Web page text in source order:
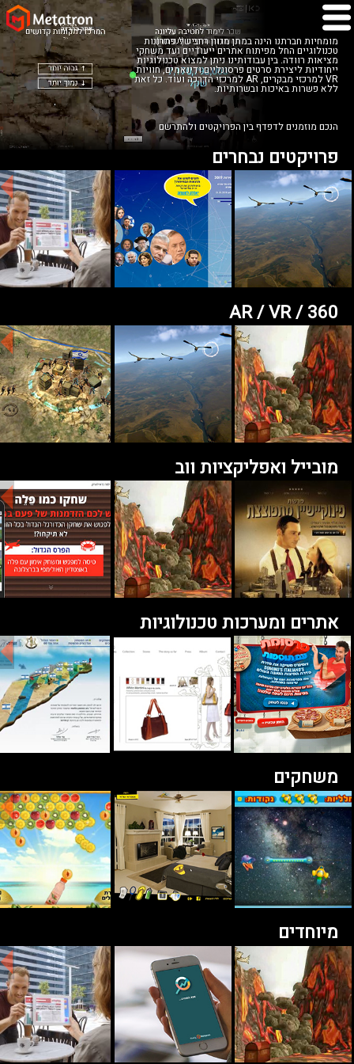
מומחיות חברתנו הינה במתן מגוון רחב של פתרונות
טכנולוגיים החל מפיתוח אתרים ייעודיים ועד משחקי
מציאות רוודה. בין עבודותינו ניתן למצוא טכנולוגיות
ייחודיות ליצירת סרטים פרסונליים ודינאמים, חוויות
VR למרכזי מבקרים, AR למרכזי הדרכה ועוד. כל זאת
ללא פשרות באיכות ובשרותיות.
הנכם מוזמנים לדפדף בין הפרויקטים ולהתרשם
פרויקטים נבחרים
AR / VR / 360
מובייל ואפליקציות ווב
אתרים ומערכות טכנולוגיות
משחקים
מיוחדים